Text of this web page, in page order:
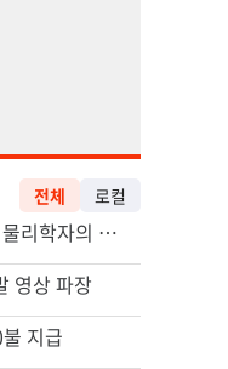
전체 로컬
“로또, 이 번호 찍지 마라” 물리학자의 당첨금 높이는 비밀
영상 파장
지급